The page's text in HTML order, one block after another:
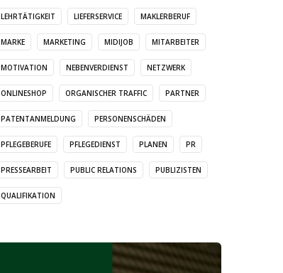
LEHRTÄTIGKEIT LIEFERSERVICE MAKLERBERUF
MARKE MARKETING MIDIJOB MITARBEITER
MOTIVATION NEBENVERDIENST NETZWERK
ONLINESHOP ORGANISCHER TRAFFIC PARTNER
PATENTANMELDUNG PERSONENSCHÄDEN
PFLEGEBERUFE PFLEGEDIENST PLANEN PR
PRESSEARBEIT PUBLIC RELATIONS PUBLIZISTEN
QUALIFIKATION